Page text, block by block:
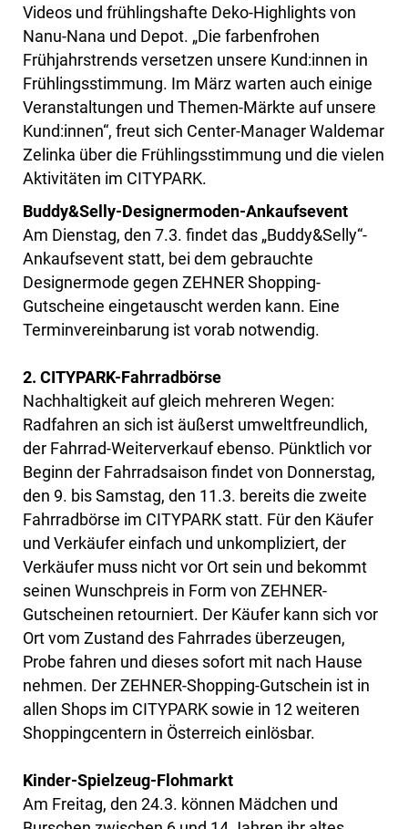
Videos und frühlingshafte Deko-Highlights von
Nanu-Nana und Depot. „Die farbenfrohen
Frühjahrstrends versetzen unsere Kund:innen in
Frühlingsstimmung. Im März warten auch einige
Veranstaltungen und Themen-Märkte auf unsere
Kund:innen“, freut sich Center-Manager Waldemar
Zelinka über die Frühlingsstimmung und die vielen
Aktivitäten im CITYPARK.
Buddy&Selly-Designermoden-Ankaufsevent
Am Dienstag, den 7.3. findet das „Buddy&Selly“-
Ankaufsevent statt, bei dem gebrauchte
Designermode gegen ZEHNER Shopping-
Gutscheine eingetauscht werden kann. Eine
Terminvereinbarung ist vorab notwendig.
2. CITYPARK-Fahrradbörse
Nachhaltigkeit auf gleich mehreren Wegen:
Radfahren an sich ist äußerst umweltfreundlich,
der Fahrrad-Weiterverkauf ebenso. Pünktlich vor
Beginn der Fahrradsaison findet von Donnerstag,
den 9. bis Samstag, den 11.3. bereits die zweite
Fahrradbörse im CITYPARK statt. Für den Käufer
und Verkäufer einfach und unkompliziert, der
Verkäufer muss nicht vor Ort sein und bekommt
seinen Wunschpreis in Form von ZEHNER-
Gutscheinen retourniert. Der Käufer kann sich vor
Ort vom Zustand des Fahrrades überzeugen,
Probe fahren und dieses sofort mit nach Hause
nehmen. Der ZEHNER-Shopping-Gutschein ist in
allen Shops im CITYPARK sowie in 12 weiteren
Shoppingcentern in Österreich einlösbar.
Kinder-Spielzeug-Flohmarkt
Am Freitag, den 24.3. können Mädchen und